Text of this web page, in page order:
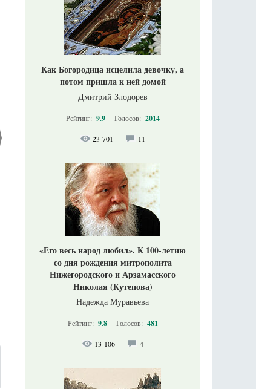
Как Богородица исцелила девочку, а
потом пришла к ней домой
Дмитрий Злодорев
Рейтинг: 9.9 Голосов: 2014
23 701 11
«Его весь народ любил». К 100-летию
со дня рождения митрополита
Нижегородского и Арзамасского
Николая (Кутепова)
Надежда Муравьева
Рейтинг: 9.8 Голосов: 481
13 106 4